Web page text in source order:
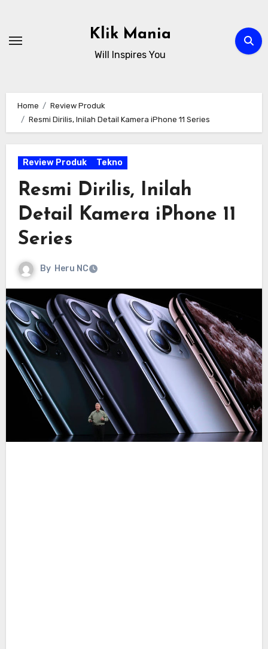
content
Klik Mania
Will Inspires You
Home
Review Produk
Resmi Dirilis, Inilah Detail Kamera iPhone 11 Series
Review Produk Tekno
Resmi Dirilis, Inilah
Detail Kamera iPhone 11
Series
By Heru NC